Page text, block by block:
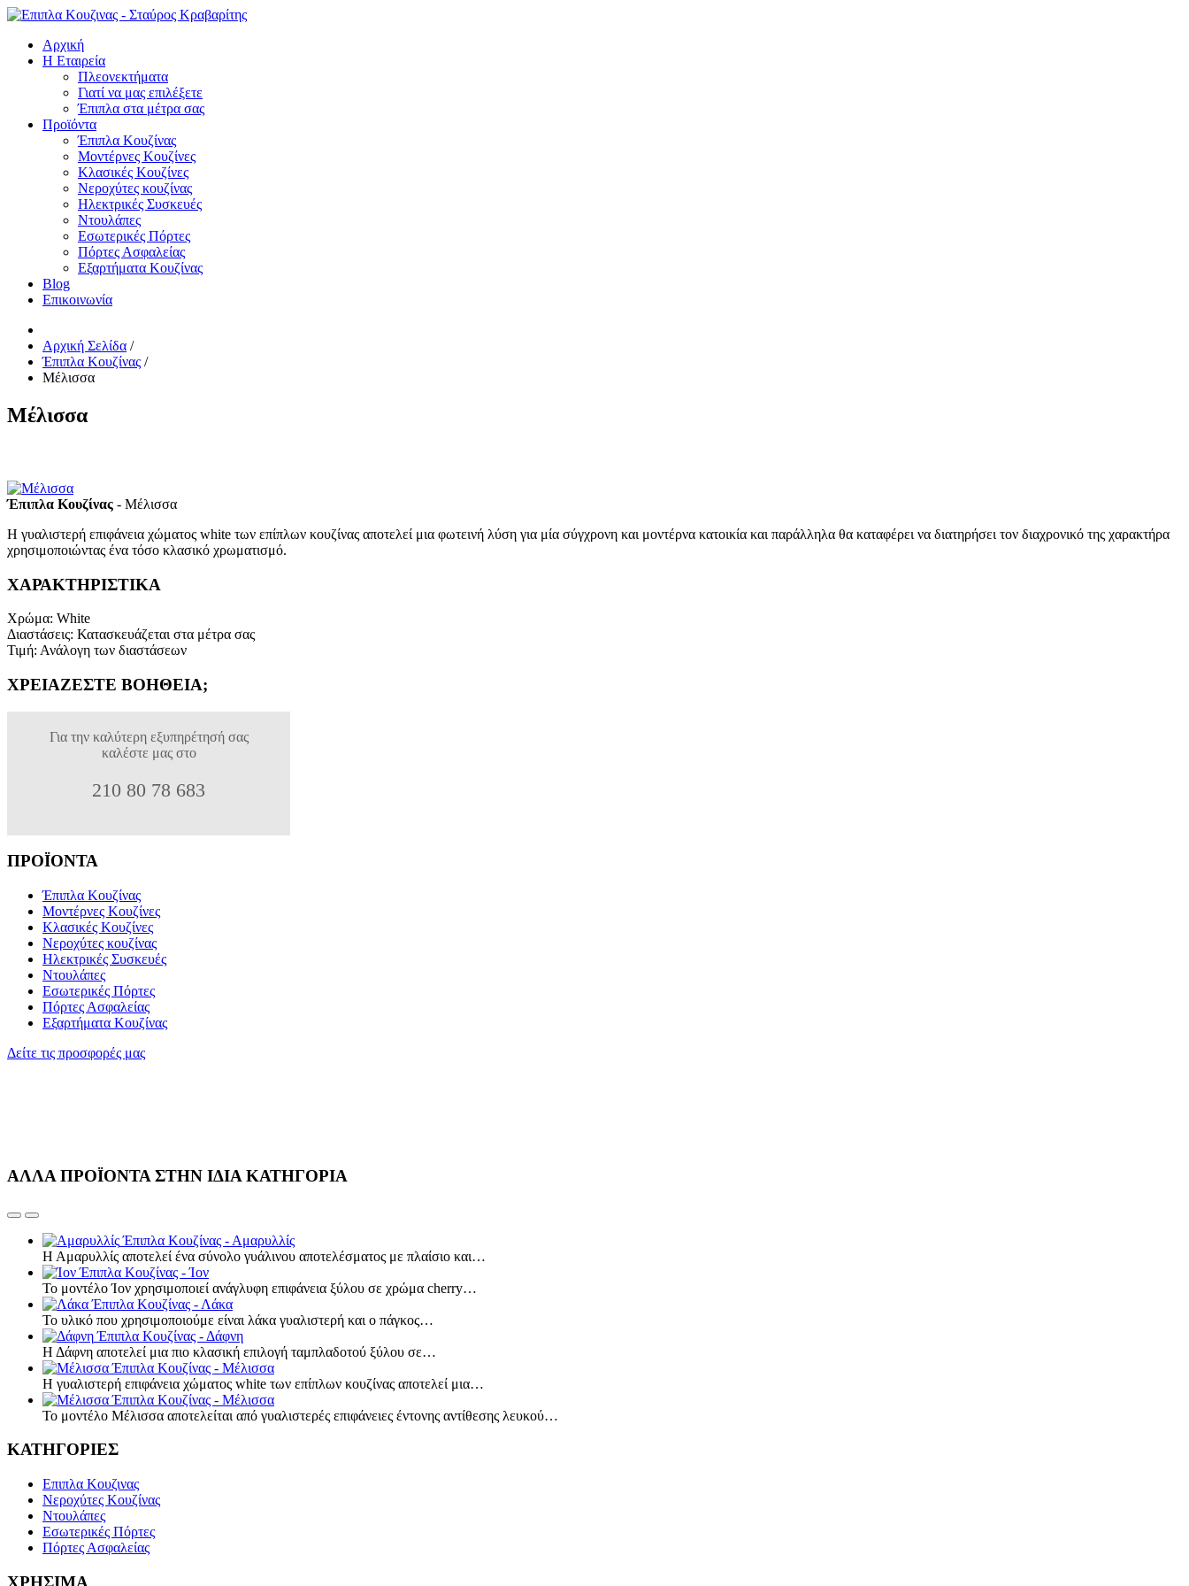
Αρχική
Η Εταιρεία
Πλεονεκτήματα
Γιατί να μας επιλέξετε
Έπιπλα στα μέτρα σας
Προϊόντα
Έπιπλα Κουζίνας
Μοντέρνες Κουζίνες
Κλασικές Κουζίνες
Νεροχύτες κουζίνας
Ηλεκτρικές Συσκευές
Ντουλάπες
Εσωτερικές Πόρτες
Πόρτες Ασφαλείας
Εξαρτήματα Κουζίνας
Blog
Επικοινωνία
Αρχική Σελίδα /
Έπιπλα Κουζίνας /
Μέλισσα
Μέλισσα
Έπιπλα Κουζίνας - Μέλισσα
Η γυαλιστερή επιφάνεια χώματος white των επίπλων κουζίνας αποτελεί μια φωτεινή λύση για μία σύγχρονη και μοντέρνα κατοικία και παράλληλα θα καταφέρει να διατηρήσει τον διαχρονικό της χαρακτήρα
χρησιμοποιώντας ένα τόσο κλασικό χρωματισμό.
ΧΑΡΑΚΤΗΡΙΣΤΙΚΑ
Χρώμα: White
Διαστάσεις: Κατασκευάζεται στα μέτρα σας
Τιμή: Ανάλογη των διαστάσεων
ΧΡΕΙΑΖΕΣΤΕ ΒΟΗΘΕΙΑ;
Για την καλύτερη εξυπηρέτησή σας
καλέστε μας στο
210 80 78 683
ΠΡΟΪΟΝΤΑ
Έπιπλα Κουζίνας
Μοντέρνες Κουζίνες
Κλασικές Κουζίνες
Νεροχύτες κουζίνας
Ηλεκτρικές Συσκευές
Ντουλάπες
Εσωτερικές Πόρτες
Πόρτες Ασφαλείας
Εξαρτήματα Κουζίνας
Δείτε τις προσφορές μας
ΑΛΛΑ ΠΡΟΪΟΝΤΑ ΣΤΗΝ ΙΔΙΑ ΚΑΤΗΓΟΡΙΑ
Έπιπλα Κουζίνας - Αμαρυλλίς
Η Αμαρυλλίς αποτελεί ένα σύνολο γυάλινου αποτελέσματος με πλαίσιο και…
Έπιπλα Κουζίνας - Ίον
Το μοντέλο Ίον χρησιμοποιεί ανάγλυφη επιφάνεια ξύλου σε χρώμα cherry…
Έπιπλα Κουζίνας - Λάκα
Το υλικό που χρησιμοποιούμε είναι λάκα γυαλιστερή και ο πάγκος…
Έπιπλα Κουζίνας - Δάφνη
Η Δάφνη αποτελεί μια πιο κλασική επιλογή ταμπλαδοτού ξύλου σε…
Έπιπλα Κουζίνας - Μέλισσα
Η γυαλιστερή επιφάνεια χώματος white των επίπλων κουζίνας αποτελεί μια…
Έπιπλα Κουζίνας - Μέλισσα
Το μοντέλο Μέλισσα αποτελείται από γυαλιστερές επιφάνειες έντονης αντίθεσης λευκού…
ΚΑΤΗΓΟΡΙΕΣ
Επιπλα Κουζινας
Νεροχύτες Κουζίνας
Ντουλάπες
Εσωτερικές Πόρτες
Πόρτες Ασφαλείας
ΧΡΗΣΙΜΑ